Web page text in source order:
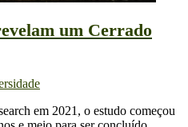
um Cerrado
em 2021, o estudo começou